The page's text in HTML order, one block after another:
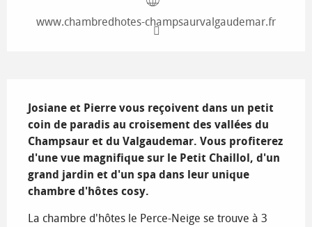
www.chambredhotes-champsaurvalgaudemar.fr
Josiane et Pierre vous reçoivent dans un petit
coin de paradis au croisement des vallées du
Champsaur et du Valgaudemar. Vous profiterez
d'une vue magnifique sur le Petit Chaillol, d'un
grand jardin et d'un spa dans leur unique
chambre d'hôtes cosy.
La chambre d'hôtes le Perce-Neige se trouve à 3